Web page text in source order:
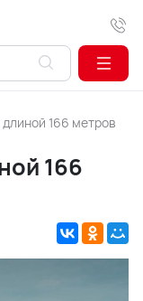
166 метров
166